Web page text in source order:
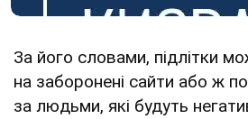
За його словами, підлітки
на заборонені сайти або ж
за людьми, які будуть